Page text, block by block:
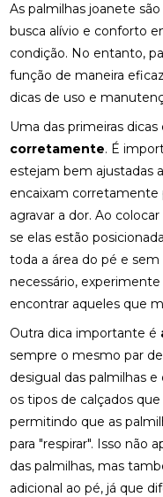
As palmilhas joanete
busca alívio e conforto
condição. No entanto,
função de maneira
dicas de uso e
Uma das primeiras dicas
corretamente. É
estejam bem ajustadas
encaixam
agravar a dor. Ao
se elas estão
toda a área do pé e sem
necessário,
encontrar aqueles que
Outra dica importante é
sempre o mesmo par
desigual das palmilhas
os tipos de calçados
permitindo que as
para "respirar". Isso não
das palmilhas, mas
adicional ao pé, já que
FISIOTERAPIA NA REABILITAÇÃO VESTIBULAR: UMA
ABORDAGEM
FISIOTERAPIA NA
FISIOTERAPIA NA REABILITAÇÃO VESTIBULAR E
FISIOTERAPIA NA REABILITAÇÃO VESTIBULAR
MELHORA O
FISIOTERAPIA NO PÉ MELHORA SUA MOBILIDADE E
CONFORTO
FISIOTERAPIA NO PÉ PARA ALÍVIO E RECUPERAÇÃO
EFICIENTE
FISIOTERAPIA
FISIOTERAPIA OCULAR: BENEFÍCIOS E
TRATAMENTOS
FISIOTERAPIA OCULAR: BENEFÍCIOS E
TRATAMENTOS